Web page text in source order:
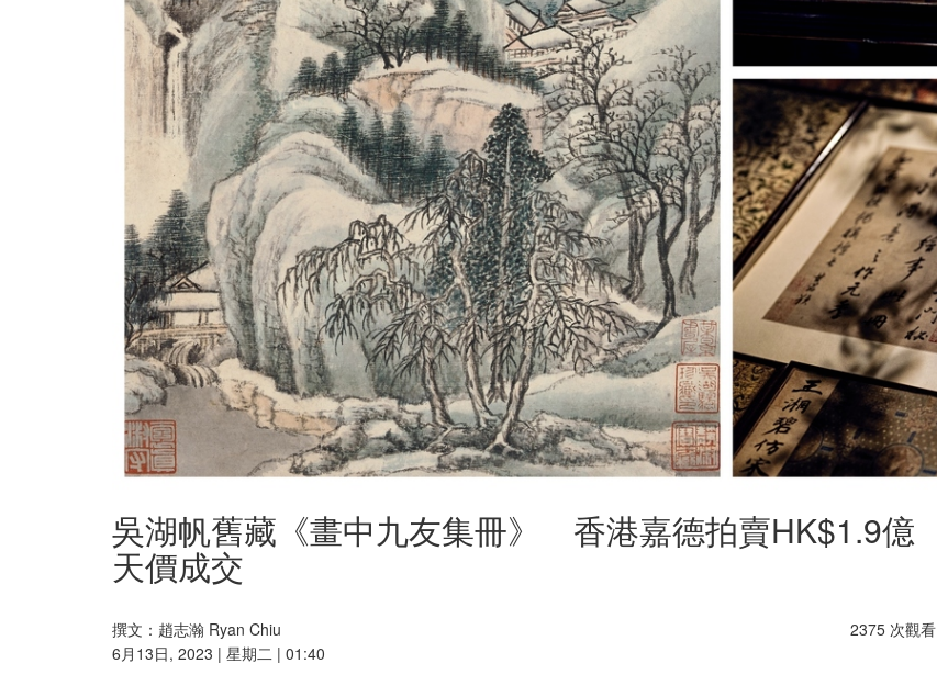
吳湖帆舊藏《畫中九友集冊》 香港嘉德拍賣HK$1.9億
天價成交
撰文：趙志瀚 Ryan Chiu
6月13日, 2023 | 星期二 | 01:40
2375 次觀看